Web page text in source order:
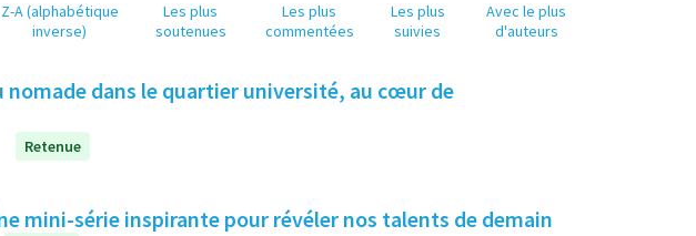
Z-A (alphabétique
inverse)
Les plus
soutenues
Les plus
commentées
Les plus
suivies
Avec le plus
d'auteurs
dans le quartier université, au cœur de
Retenue
mini-série inspirante pour révéler nos talents de demain